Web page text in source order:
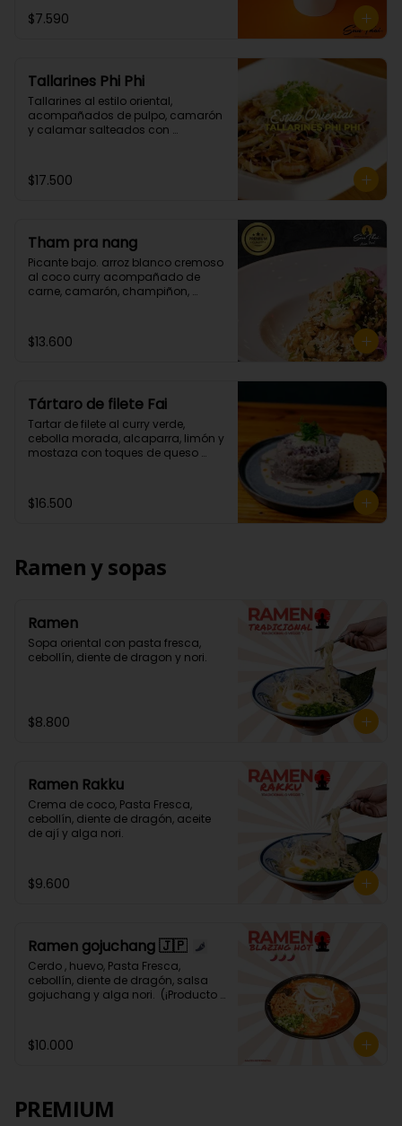
$7.590
Tallarines Phi Phi
Tallarines al estilo oriental,
acompañados de pulpo, camarón
y calamar salteados con
$17.500
Tham pra nang
Picante bajo. arroz blanco cremoso
al coco curry acompañado de
carne, camarón, champiñon,
$13.600
Tártaro de filete Fai
Tartar de filete al curry verde,
cebolla morada, alcaparra, limón y
mostaza con toques de queso
$16.500
Ramen y sopas
Ramen
Sopa oriental con pasta fresca,
cebollín, diente de dragon y nori.
$8.800
Ramen Rakku
Crema de coco, Pasta Fresca,
cebollín, diente de dragón, aceite
de ají y alga nori.
$9.600
Ramen gojuchang 🇯🇵
Cerdo , huevo, Pasta Fresca,
cebollín, diente de dragón, salsa
gojuchang y alga nori.  (¡Producto
$10.000
PREMIUM